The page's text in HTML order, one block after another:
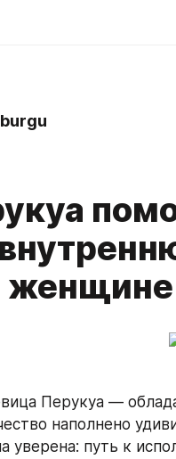
женщине
Перукуа —
наполнено
уверена: путь к